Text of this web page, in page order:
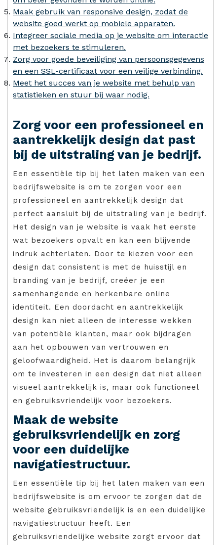
Maak gebruik van responsive design, zodat de
website goed werkt op mobiele apparaten.
Integreer sociale media op je website om interactie
met bezoekers te stimuleren.
Zorg voor goede beveiliging van persoonsgegevens
en een SSL-certificaat voor een veilige verbinding.
Meet het succes van je website met behulp van
statistieken en stuur bij waar nodig.
Zorg voor een professioneel en
aantrekkelijk design dat past
bij de uitstraling van je bedrijf.
Een essentiële tip bij het laten maken van een
bedrijfswebsite is om te zorgen voor een
professioneel en aantrekkelijk design dat
perfect aansluit bij de uitstraling van je bedrijf.
Het design van je website is vaak het eerste
wat bezoekers opvalt en kan een blijvende
indruk achterlaten. Door te kiezen voor een
design dat consistent is met de huisstijl en
branding van je bedrijf, creëer je een
samenhangende en herkenbare online
identiteit. Een doordacht en aantrekkelijk
design kan niet alleen de interesse wekken
van potentiële klanten, maar ook bijdragen
aan het opbouwen van vertrouwen en
geloofwaardigheid. Het is daarom belangrijk
om te investeren in een design dat niet alleen
visueel aantrekkelijk is, maar ook functioneel
en gebruiksvriendelijk voor bezoekers.
Maak de website
gebruiksvriendelijk en zorg
voor een duidelijke
navigatiestructuur.
Een essentiële tip bij het laten maken van een
bedrijfswebsite is om ervoor te zorgen dat de
website gebruiksvriendelijk is en een duidelijke
navigatiestructuur heeft. Een
gebruiksvriendelijke website zorgt ervoor dat